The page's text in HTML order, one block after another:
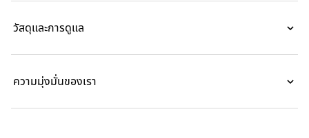
วัสดุและการดูแล
ความมุ่งมั่นของเรา